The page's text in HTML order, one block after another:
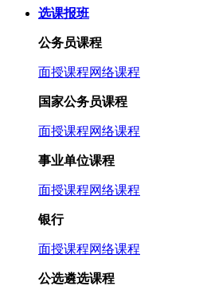
选课报班
公务员课程
面授课程网络课程
国家公务员课程
面授课程网络课程
事业单位课程
面授课程网络课程
银行
面授课程网络课程
公选遴选课程